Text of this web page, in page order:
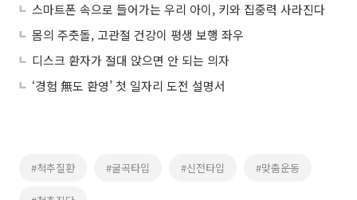
스마트폰 속으로 들어가는 우리 아이, 키와 집중력 사라진다
몸의 주춧돌, 고관절 건강이 평생 보행 좌우
디스크 환자가 절대 앉으면 안 되는 의자
‘경험 無도 환영’ 첫 일자리 도전 설명서
#척추질환 #굴곡타입 #신전타입 #맞춤운동